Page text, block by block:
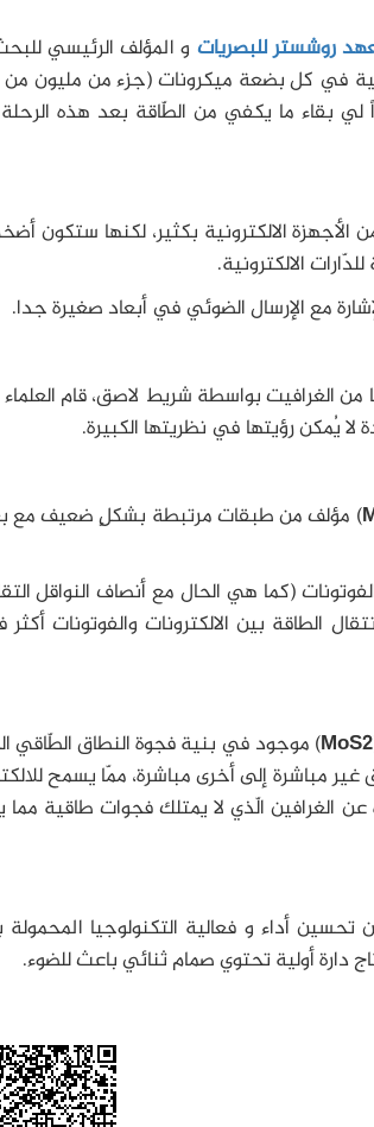
روشستر للبصريات و المؤلف الرئيسي
في كل بضعة ميكرونات (جزء من مليون من
بقاء ما يكفي من الطّاقة بعد هذه
الالكترونية بكثير، لكنها ستكون
الالكترونية.
مع الإرسال الضوئي في أبعاد صغيرة جدا.
الغرافيت بواسطة شريط لاصق، قام
يُمكن رؤيتها في نظريتها الكبيرة.
) مؤلف من طبقات مرتبطة بشكلٍ ضعيف مع
(كما هي الحال مع أنصاف النواقل
بين الالكترونات والفوتونات أكثر
MoS2) موجود في بنية فجوة النطاق الطّاقي
مباشرة إلى أخرى مباشرة، ممّا يسمح
الغرافين الّذي لا يمتلك فجوات طاقية مما
تحسين أداء و فعالية التكنولوجيا
دارة أولية تحتوي صمام ثنائي باعث للضوء.